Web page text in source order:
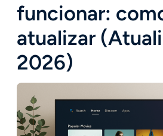
funcionar:
atualizar
2026)